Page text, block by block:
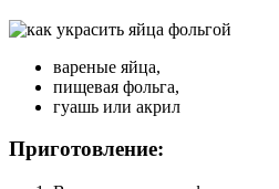
вареные яйца,
пищевая фольга,
гуашь или акрил
Приготовление: